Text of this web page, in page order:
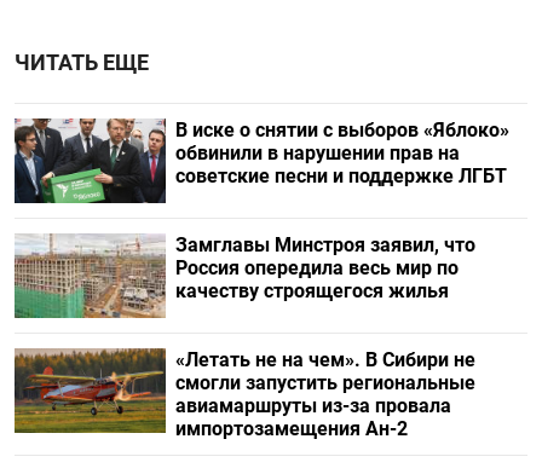
ЧИТАТЬ ЕЩЕ
В иске о снятии с выборов «Яблоко»
обвинили в нарушении прав на
советские песни и поддержке ЛГБТ
Замглавы Минстроя заявил, что
Россия опередила весь мир по
качеству строящегося жилья
«Летать не на чем». В Сибири не
смогли запустить региональные
авиамаршруты из-за провала
импортозамещения Ан-2